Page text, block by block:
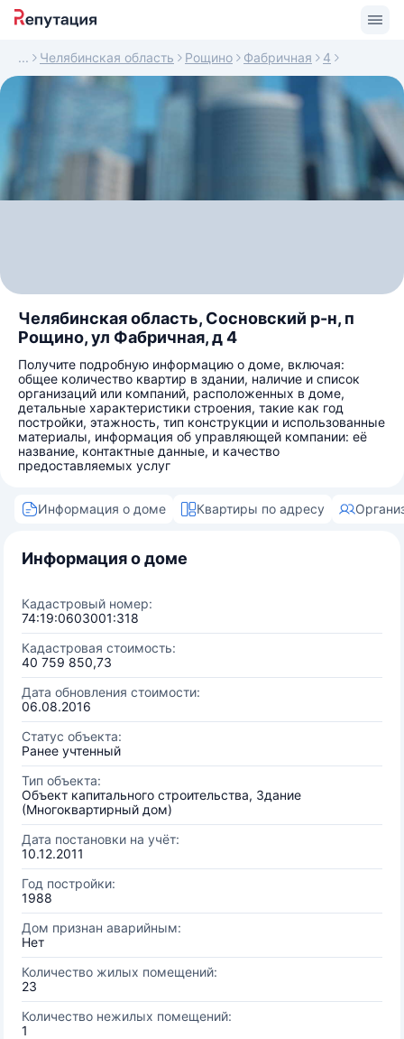
Челябинская область Рощино Фабричная 4
Челябинская область, Сосновский р-н, п
Рощино, ул Фабричная, д 4
Получите подробную информацию о доме, включая:
общее количество квартир в здании, наличие и список
организаций или компаний, расположенных в доме,
детальные характеристики строения, такие как год
постройки, этажность, тип конструкции и использованные
материалы, информация об управляющей компании: её
название, контактные данные, и качество
предоставляемых услуг
Информация о доме Квартиры по адресу
Информация о доме
Кадастровый номер:
74:19:0603001:318
Кадастровая стоимость:
40 759 850,73
Дата обновления стоимости:
06.08.2016
Статус объекта:
Ранее учтенный
Тип объекта:
Объект капитального строительства, Здание
(Многоквартирный дом)
Дата постановки на учёт:
10.12.2011
Год постройки:
1988
Дом признан аварийным:
Нет
Количество жилых помещений:
23
Количество нежилых помещений:
1